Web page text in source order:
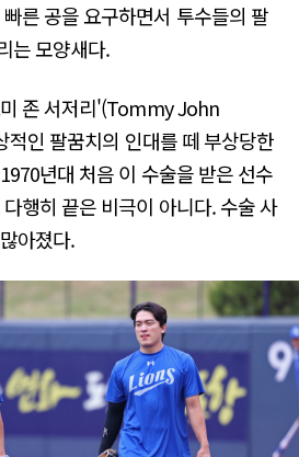
른 공을 요구하면서 투수들의 팔
는 모양새다.
존 서저리'(Tommy John
인 팔꿈치의 인대를 떼 부상당한
년대 처음 이 수술을 받은 선수
행히 끝은 비극이 아니다. 수술 사
아졌다.